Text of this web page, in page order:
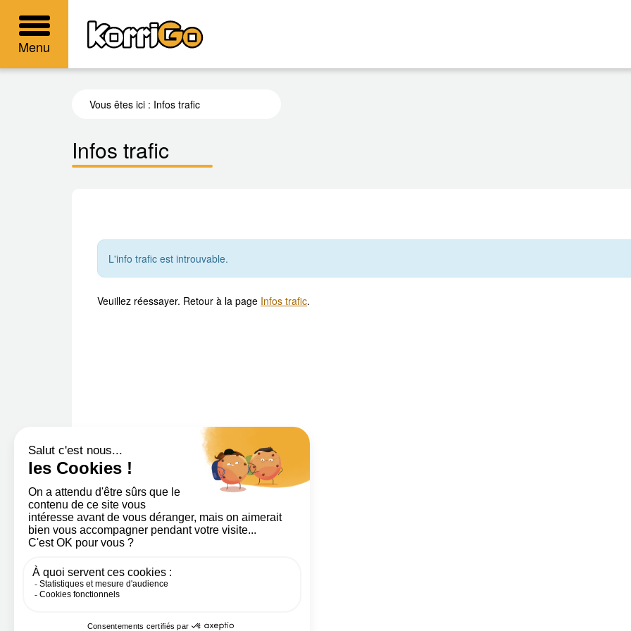
Menu
Vous êtes ici : Infos trafic
Infos trafic
L'info trafic est introuvable.
Veuillez réessayer. Retour à la page Infos trafic.